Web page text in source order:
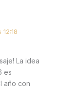
La idea
es
año con